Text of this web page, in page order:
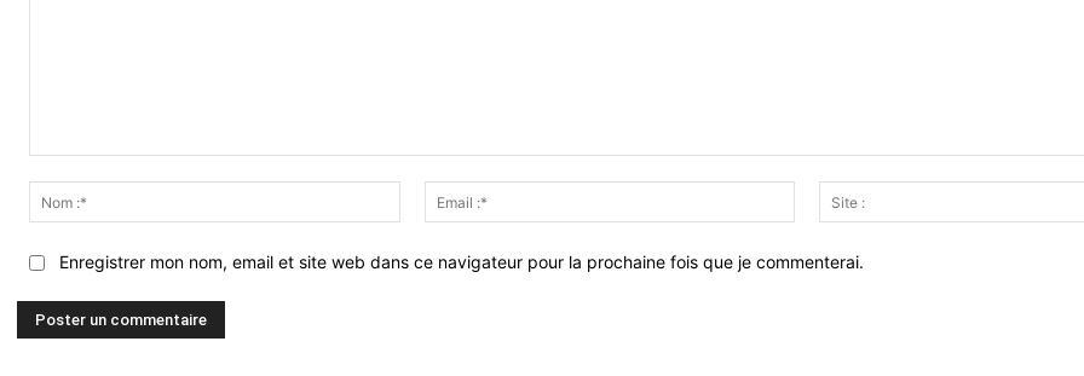
:*
Email
:*
Enregistrer mon nom, email et site web dans ce navigateur pour la prochaine fois que je commenterai.